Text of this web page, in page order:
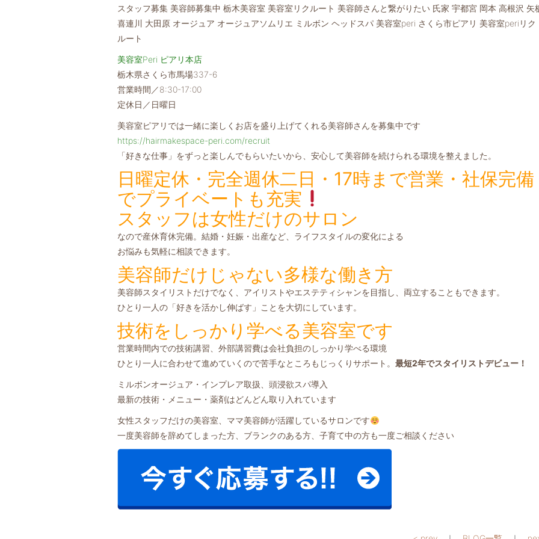
スタッフ募集 美容師募集中 栃木美容室 美容室リクルート 美容師さんと繋がりたい 氏家 宇都宮 岡本 高根沢 矢
喜連川 大田原 オージュア オージュアソムリエ ミルボン ヘッドスパ 美容室peri さくら市ピアリ 美容室periリク
ルート
美容室Peri ピアリ本店
栃木県さくら市馬場337-6
営業時間／8:30-17:00
定休日／日曜日
美容室ピアリでは一緒に楽しくお店を盛り上げてくれる美容師さんを募集中です
https://hairmakespace-peri.com/recruit
「好きな仕事」をずっと楽しんでもらいたいから、安心して美容師を続けられる環境を整えました。
日曜定休・完全週休二日・17時まで営業・社保完備
でプライベートも充実
スタッフは女性だけのサロン
なので産休育休完備。結婚・妊娠・出産など、ライフスタイルの変化による
お悩みも気軽に相談できます。
美容師だけじゃない多様な働き方
美容師スタイリストだけでなく、アイリストやエステティシャンを目指し、両立することもできます。
ひとり一人の「好きを活かし伸ばす」ことを大切にしています。
技術をしっかり学べる美容室です
営業時間内での技術講習、外部講習費は会社負担のしっかり学べる環境
ひとり一人に合わせて進めていくので苦手なところもじっくりサポート。 最短2年でスタイリストデビュー！
ミルボンオージュア・インプレア取扱、頭浸欲スパ導入
最新の技術・メニュー・薬剤はどんどん取り入れています
女性スタッフだけの美容室、ママ美容師が活躍しているサロンです
一度美容師を辞めてしまった方、ブランクのある方、子育て中の方も一度ご相談ください